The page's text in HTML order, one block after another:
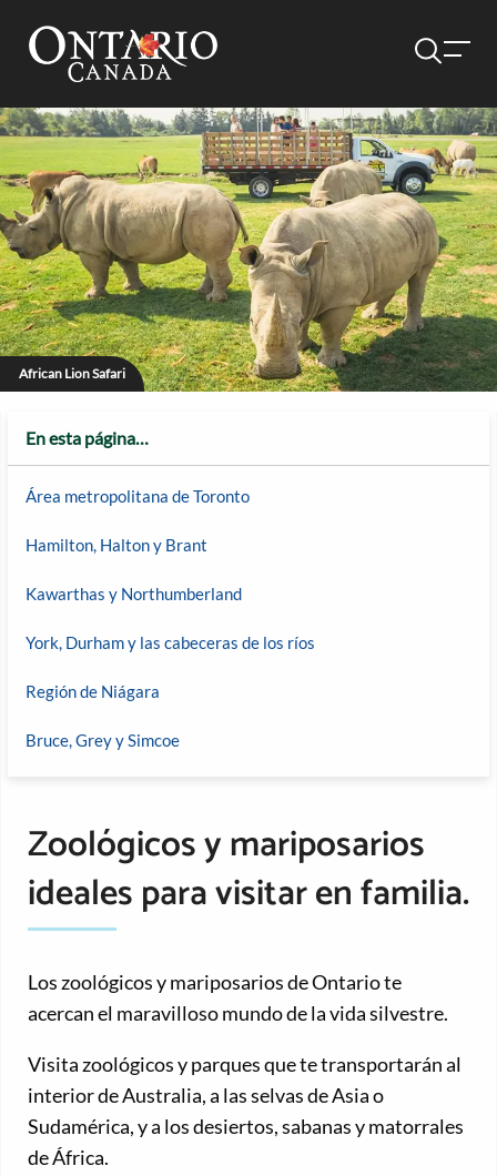
African Lion Safari
En esta página…
Área metropolitana de Toronto
Hamilton, Halton y Brant
Kawarthas y Northumberland
York, Durham y las cabeceras de los ríos
Región de Niágara
Bruce, Grey y Simcoe
Zoológicos y mariposarios
ideales para visitar en familia.
Los zoológicos y mariposarios de Ontario te
acercan el maravilloso mundo de la vida silvestre.
Visita zoológicos y parques que te transportarán al
interior de Australia, a las selvas de Asia o
Sudamérica, y a los desiertos, sabanas y matorrales
de África.